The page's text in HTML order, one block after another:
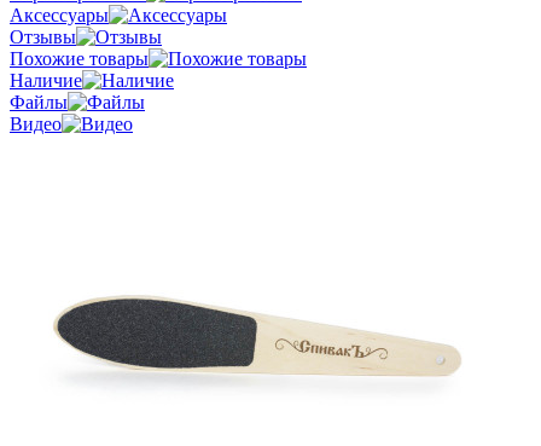
Аксессуары
Отзывы
Похожие товары
Наличие
Файлы
Видео